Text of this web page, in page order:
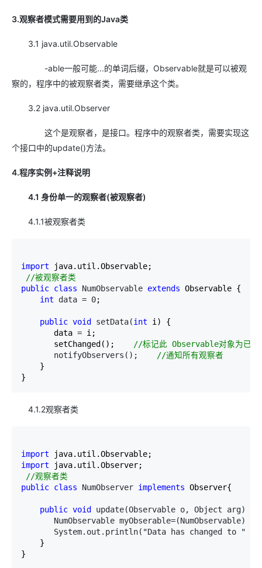
3.观察者模式需要用到的Java类
3.1 java.util.Observable
-able一般可能...的单词后缀，Observable就是可以被观
察的，程序中的被观察者类，需要继承这个类。
3.2 java.util.Observer
这个是观察者，是接口。程序中的观察者类，需要实现这
个接口中的update()方法。
4.程序实例+注释说明
4.1 身份单一的观察者(被观察者)
4.1.1被观察者类
import java.util.Observable;
//被观察者类
public class NumObservable extends Observable {
int data = 0;
public void setData(int i) {
       data
= i;
       setChanged();
//标记此 Observable对象为已改
       notifyObservers();
//通知所有观察者
    }
}
4.1.2观察者类
import
import java.util.Observer;
//观察者类
public class NumObserver implements Observer{
public void
update(Observable o, Object
NumObservable
       System.out.println("Data has changed to " +
    }
}